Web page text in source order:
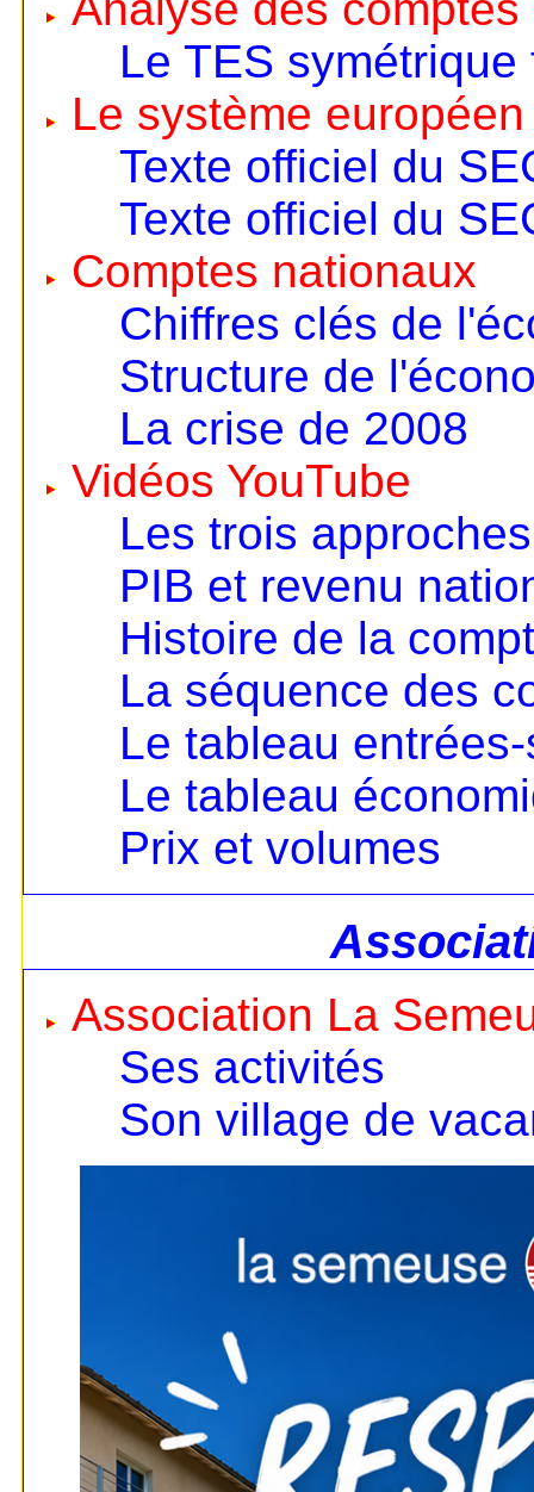
Le TES symétrique
Le système
Texte officiel du
Texte officiel du
Comptes nationaux
Chiffres clés de
Structure de
La crise de 2008
Vidéos YouTube
Les trois
PIB et revenu
Histoire de la
La séquence des
Le tableau
Le tableau
Prix et volumes
Association La
Ses activités
Son village de